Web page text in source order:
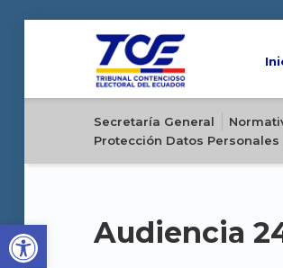
Open toolbar
Secretaría General
Protección Datos Personales
Audiencia